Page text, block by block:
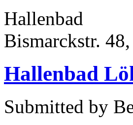
Hallenbad
Bismarckstr.
Hallenbad
Submitted by